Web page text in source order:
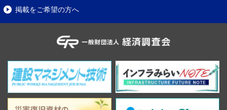
掲載をご希望の方へ